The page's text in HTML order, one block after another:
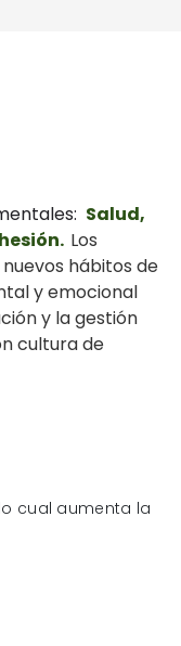
Salud,
Los
hábitos de
y emocional
y la gestión
cultura de
cual aumenta la